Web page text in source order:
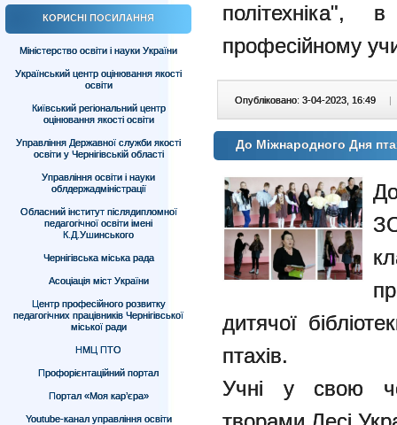
КОРИСНІ ПОСИЛАННЯ
Міністерство освіти і науки України
Український центр оцінювання якості
освіти
Київський регіональний центр
оцінювання якості освіти
Управління Державної служби якості
освіти у Чернігівській області
Управління освіти і науки
облдержадміністрації
Обласний інститут післядипломної
педагогічної освіти імені
К.Д.Ушинського
Чернігівська міська рада
Асоціація міст України
Центр професійного розвитку
педагогічних працівників Чернігівської
міської ради
НМЦ ПТО
Профорієнтаційний портал
Портал «Моя кар’єра»
Youtube-канал управління освіти
професійному
Опубліковано: 3-04-2023, 16:49 |
До Міжнародного Дня
дитячої
птахів.
Учні у свою